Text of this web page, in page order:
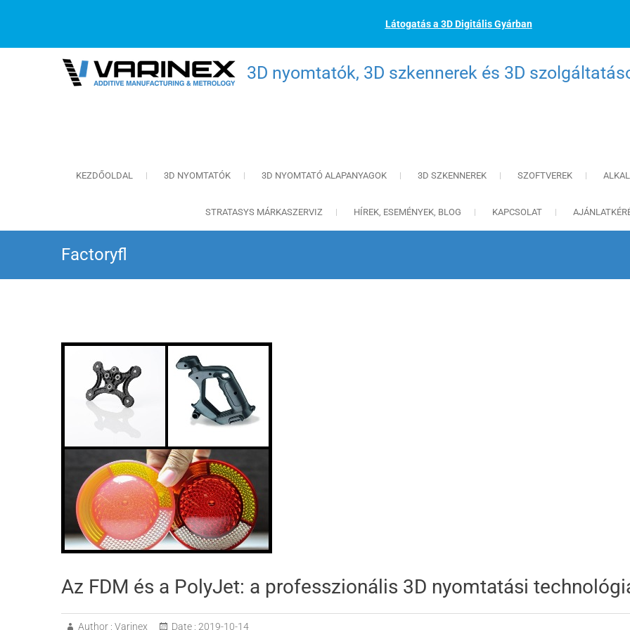
Látogatás a 3D Digitális Gyárban
3D nyomtatók, 3D szkennerek és 3D
KEZDŐOLDAL 3D NYOMTATÓK 3D NYOMTATÓ ALAPANYAGOK 3D SZKENNEREK SZOFTVEREK
STRATASYS MÁRKASZERVIZ HÍREK, ESEMÉNYEK, BLOG KAPCSOLAT
Factoryfl
Az FDM és a PolyJet: a professzionális 3D nyomtatási
Author : Varinex Date : 2019-10-14